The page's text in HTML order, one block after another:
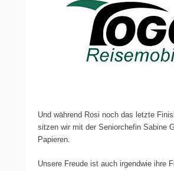
Und während Rosi noch das letzte
sitzen wir mit der Seniorchefin Sabine
Papieren.
Unsere Freude ist auch irgendwie ihre